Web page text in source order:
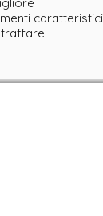
caratteristici